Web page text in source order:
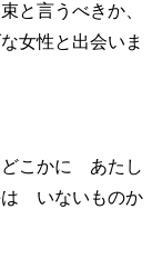
と言うべきか、
女性と出会いま
こかに あたし
は いないものか